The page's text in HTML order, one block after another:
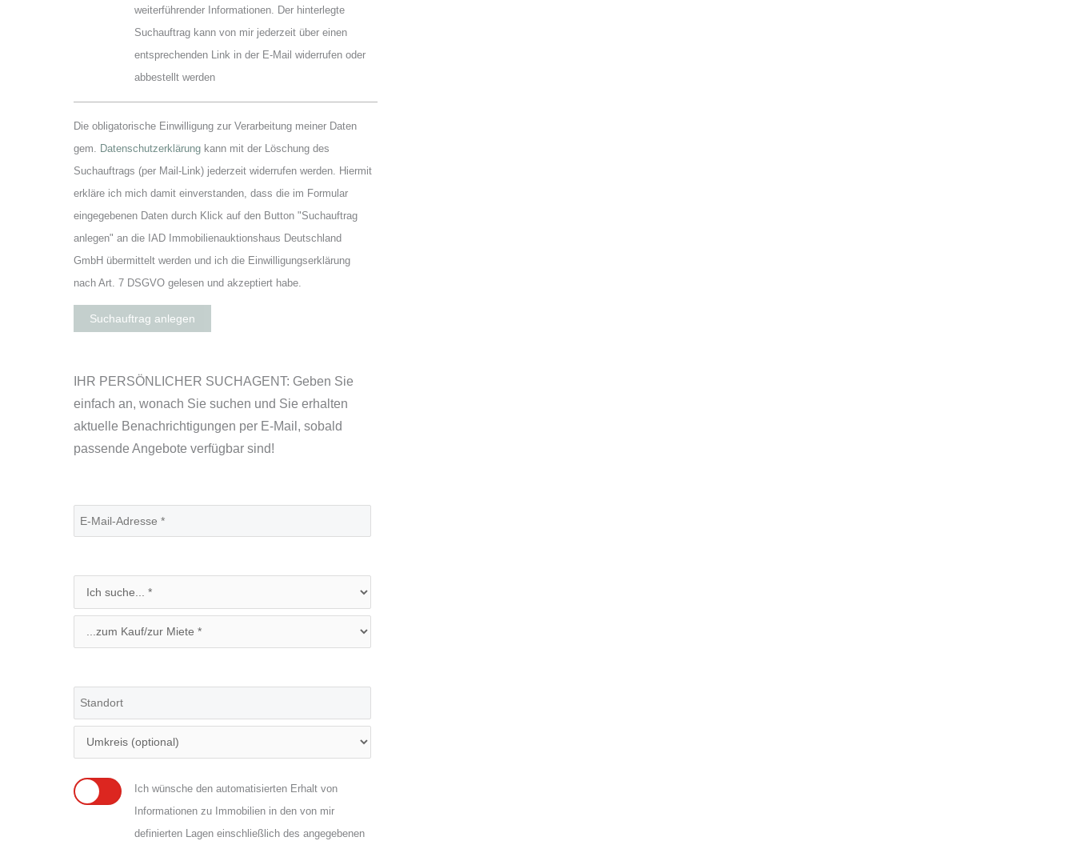
weiterführender Informationen. Der hinterlegte
Suchauftrag kann von mir jederzeit über einen
entsprechenden Link in der E-Mail widerrufen oder
abbestellt werden
Die obligatorische Einwilligung zur Verarbeitung meiner Daten
gem. Datenschutzerklärung kann mit der Löschung des
Suchauftrags (per Mail-Link) jederzeit widerrufen werden. Hiermit
erkläre ich mich damit einverstanden, dass die im Formular
eingegebenen Daten durch Klick auf den Button "Suchauftrag
anlegen" an die IAD Immobilienauktionshaus Deutschland
GmbH übermittelt werden und ich die Einwilligungserklärung
nach Art. 7 DSGVO gelesen und akzeptiert habe.
Suchauftrag anlegen
IHR PERSÖNLICHER SUCHAGENT: Geben Sie
einfach an, wonach Sie suchen und Sie erhalten
aktuelle Benachrichtigungen per E-Mail, sobald
passende Angebote verfügbar sind!
Ich wünsche den automatisierten Erhalt von
Informationen zu Immobilien in den von mir
definierten Lagen einschließlich des angegebenen